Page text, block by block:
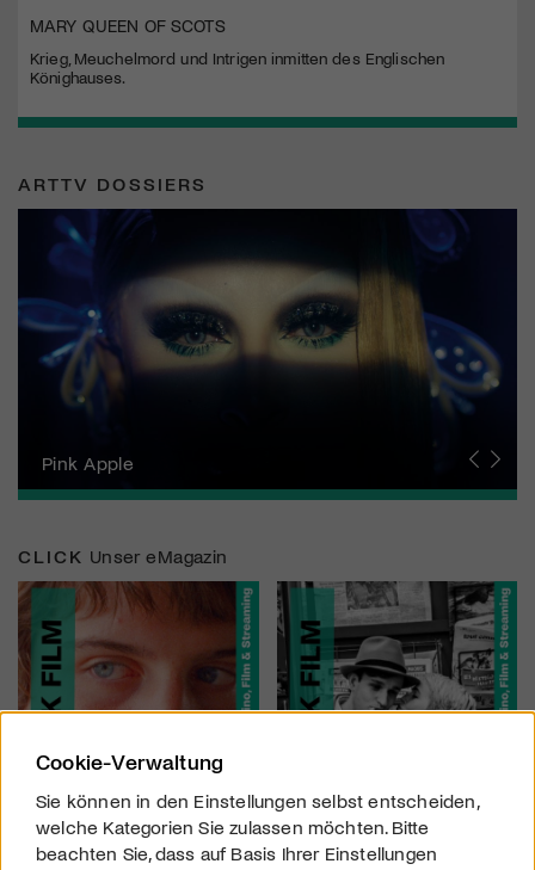
MARY QUEEN OF SCOTS
Krieg, Meuchelmord und Intrigen inmitten des Englischen
Könighauses.
ARTTV DOSSIERS
Zurich Film Festival
Pink Apple
Locarno Film Festival
Human Rights Film Festival Zurich
Yesh! Neues aus der jüdischen Filmwelt
Neuchâtel International Fantastic Film Festival
Visions du Réel
Berlinale
Solothurner Filmtage
Geneva International Film Festival
CLICK Unser eMagazin
Cookie-Verwaltung
Sie können in den Einstellungen selbst entscheiden,
welche Kategorien Sie zulassen möchten. Bitte
beachten Sie, dass auf Basis Ihrer Einstellungen